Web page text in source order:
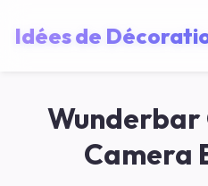
Idées de
Wunderbar
Camera